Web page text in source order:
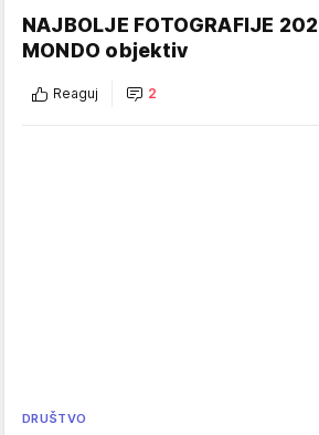
NAJBOLJE FOTOGRAFIJE
MONDO objektiv
Reaguj 2
DRUŠTVO